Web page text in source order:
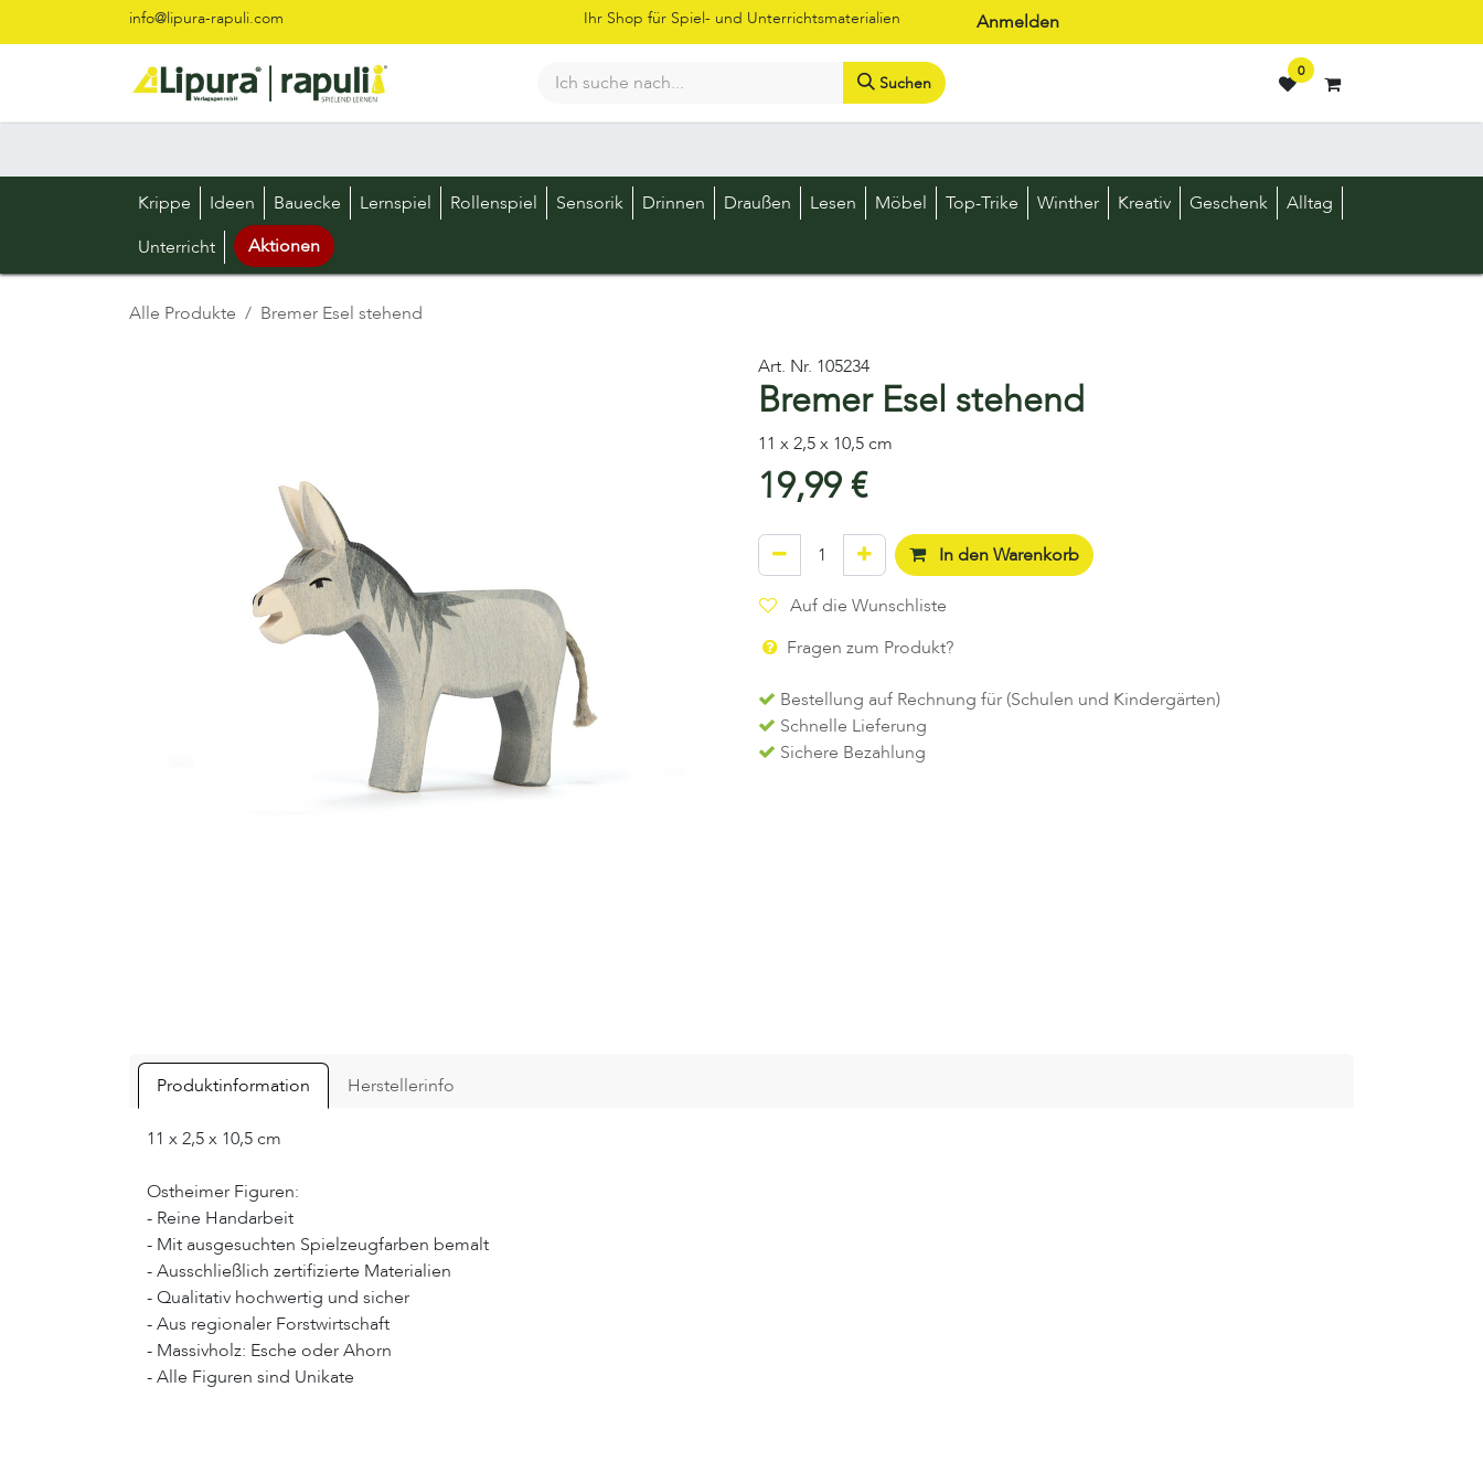
Zum Inhalt springeninfo@lipura-rapuli.com Ihr Shop für Spiel- und Unterrichtsmaterialien Anmelden
Suchen
0
Krippe Ideen Bauecke Lernspiel Rollenspiel Sensorik Drinnen Draußen Lesen Möbel Top-Trike Winther Kreativ Geschenk
Alltag
Unterricht
Aktionen
Alle Produkte Bremer Esel stehend
Art. Nr. 105234
Bremer Esel stehend
11 x 2,5 x 10,5 cm
19,99€
In den Warenkorb
Auf die Wunschliste
Fragen zum Produkt?
Bestellung auf Rechnung für (Schulen und Kindergärten)
Schnelle Lieferung
Sichere Bezahlung
Produktinformation Herstellerinfo
11 x 2,5 x 10,5 cm
Ostheimer Figuren:
- Reine Handarbeit
- Mit ausgesuchten Spielzeugfarben bemalt
- Ausschließlich zertifizierte Materialien
- Qualitativ hochwertig und sicher
- Aus regionaler Forstwirtschaft
- Massivholz: Esche oder Ahorn
- Alle Figuren sind Unikate